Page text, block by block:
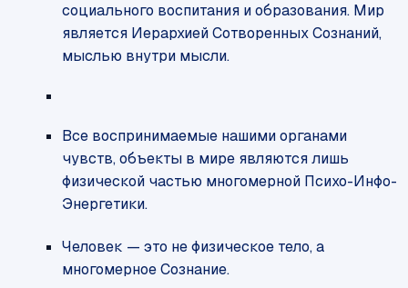
социального воспитания и образования. Мир
является Иерархией Сотворенных Сознаний,
мыслью внутри мысли.
Все воспринимаемые нашими органами
чувств, объекты в мире являются лишь
физической частью многомерной Психо-Инфо-
Энергетики.
Человек — это не физическое тело, а
многомерное Сознание.